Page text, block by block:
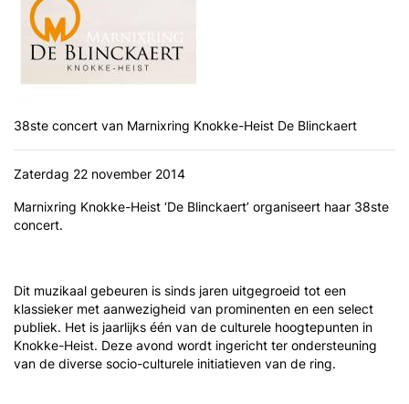
38ste concert van Marnixring Knokke-Heist De Blinckaert
Zaterdag 22 november 2014
Marnixring Knokke-Heist ‘De Blinckaert’ organiseert haar 38ste
concert.
Dit muzikaal gebeuren is sinds jaren uitgegroeid tot een
klassieker met aanwezigheid van prominenten en een select
publiek. Het is jaarlijks één van de culturele hoogtepunten in
Knokke-Heist. Deze avond wordt ingericht ter ondersteuning
van de diverse socio-culturele initiatieven van de ring.